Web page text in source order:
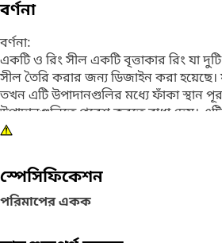
বর্ণনা
বর্ণনা:
একটি ও রিং সীল একটি বৃত্তাকার রিং যা
সীল তৈরি করার জন্য ডিজাইন করা
তখন এটি উপাদানগুলির মধ্যে ফাঁকা স্থান
উপাদানগুলিতে প্রবেশ করতে বাধা দেয়।
দিয়ে তৈরি হয়।
বৈশিষ্ট্য:
• তার নমনীয়তার কারণে সীলিং
অপারেশন সরবরাহ করে।
স্পেসিফিকেশন
পরিমাপের একক